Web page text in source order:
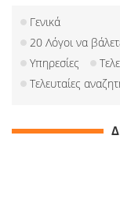
Γενικά
20 Λόγοι να
Υπηρεσίες
Τελευταίες